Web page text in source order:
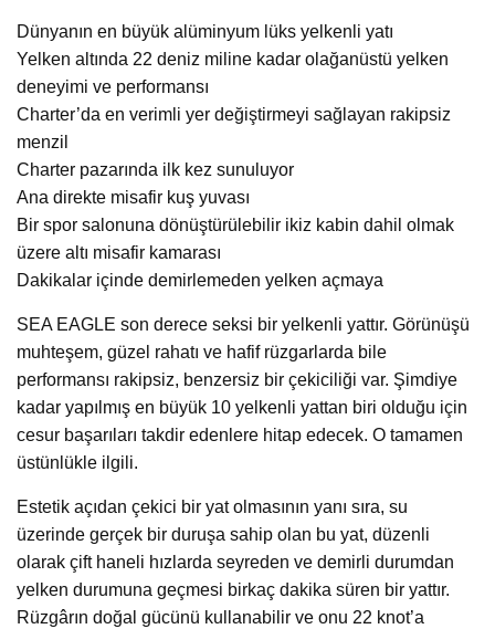
Dünyanın en büyük alüminyum lüks yelkenli yatı
Yelken altında 22 deniz miline kadar olağanüstü yelken
deneyimi ve performansı
Charter’da en verimli yer değiştirmeyi sağlayan rakipsiz
menzil
Charter pazarında ilk kez sunuluyor
Ana direkte misafir kuş yuvası
Bir spor salonuna dönüştürülebilir ikiz kabin dahil olmak
üzere altı misafir kamarası
Dakikalar içinde demirlemeden yelken açmaya
SEA EAGLE son derece seksi bir yelkenli yattır. Görünüşü
muhteşem, güzel rahatı ve hafif rüzgarlarda bile
performansı rakipsiz, benzersiz bir çekiciliği var. Şimdiye
kadar yapılmış en büyük 10 yelkenli yattan biri olduğu için
cesur başarıları takdir edenlere hitap edecek. O tamamen
üstünlükle ilgili.
Estetik açıdan çekici bir yat olmasının yanı sıra, su
üzerinde gerçek bir duruşa sahip olan bu yat, düzenli
olarak çift haneli hızlarda seyreden ve demirli durumdan
yelken durumuna geçmesi birkaç dakika süren bir yattır.
Rüzgârın doğal gücünü kullanabilir ve onu 22 knot’a